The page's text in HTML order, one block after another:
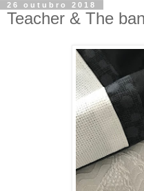
26 outubro 2018
Teacher & The